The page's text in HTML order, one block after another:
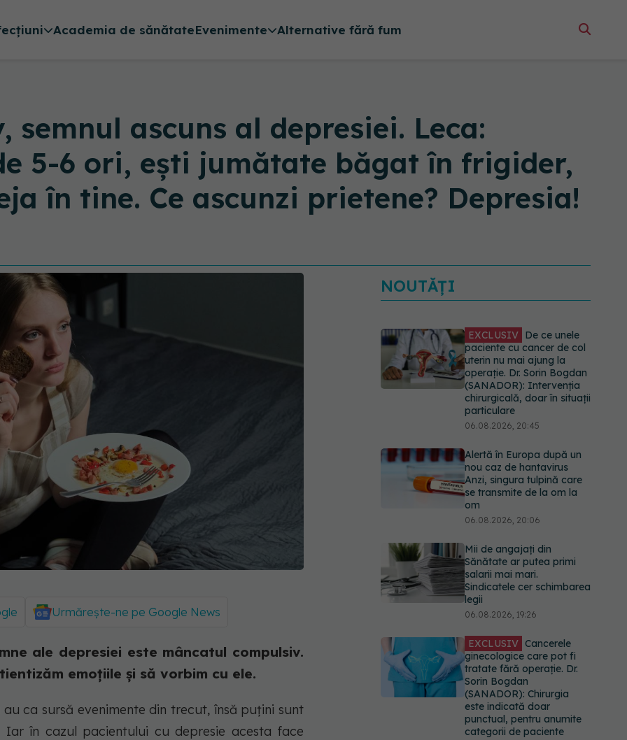
Academia de sănătateEvenimente Alternative fără fum
semnul ascuns al depresiei. Leca:
5-6 ori, ești jumătate băgat în frigider,
în tine. Ce ascunzi prietene? Depresia!
Urmărește-ne pe Google News
ale depresiei este mâncatul compulsiv.
emoțiile și să vorbim cu ele.
ca sursă evenimente din trecut, însă puțini sunt
în cazul pacientului cu depresie acesta face
NOUTĂȚI
EXCLUSIV De ce unele
paciente cu cancer de col
uterin nu mai ajung la
operație. Dr. Sorin Bogdan
(SANADOR): Intervenția
chirurgicală, doar în situații
particulare
06.08.2026, 20:45
Alertă în Europa după un
nou caz de hantavirus
Anzi, singura tulpină care
se transmite de la om la
om
06.08.2026, 20:06
Mii de angajați din
Sănătate ar putea primi
salarii mai mari.
Sindicatele cer schimbarea
legii
06.08.2026, 19:26
EXCLUSIV Cancerele
ginecologice care pot fi
tratate fără operație. Dr.
Sorin Bogdan
(SANADOR): Chirurgia
este indicată doar
punctual, pentru anumite
categorii de paciente